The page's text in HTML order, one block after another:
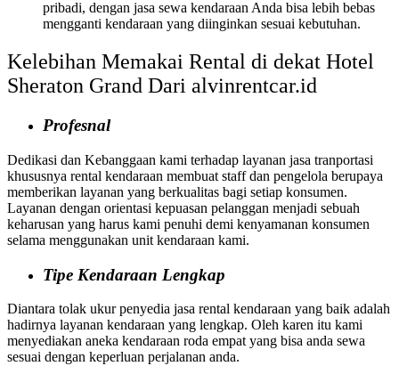
pribadi, dengan jasa sewa kendaraan Anda bisa lebih bebas
mengganti kendaraan yang diinginkan sesuai kebutuhan.
Kelebihan Memakai Rental di dekat Hotel
Sheraton Grand Dari alvinrentcar.id
Profesnal
Dedikasi dan Kebanggaan kami terhadap layanan jasa tranportasi
khususnya rental kendaraan membuat staff dan pengelola berupaya
memberikan layanan yang berkualitas bagi setiap konsumen.
Layanan dengan orientasi kepuasan pelanggan menjadi sebuah
keharusan yang harus kami penuhi demi kenyamanan konsumen
selama menggunakan unit kendaraan kami.
Tipe Kendaraan Lengkap
Diantara tolak ukur penyedia jasa rental kendaraan yang baik adalah
hadirnya layanan kendaraan yang lengkap. Oleh karen itu kami
menyediakan aneka kendaraan roda empat yang bisa anda sewa
sesuai dengan keperluan perjalanan anda.